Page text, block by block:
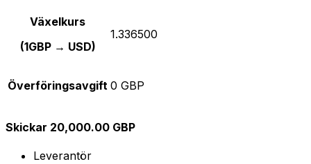
Växelkurs
(1GBP → USD)
1.336500
Överföringsavgift 0 GBP
Skickar 20,000.00 GBP
Leverantör